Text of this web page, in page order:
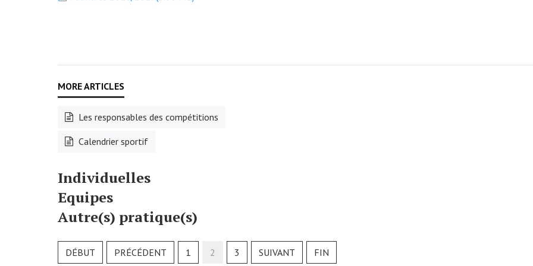
Les responsables des compétitions
Calendrier sportif
Individuelles
Equipes
Autre(s) pratique(s)
DÉBUT PRÉCÉDENT 1 2 3 SUIVANT FIN